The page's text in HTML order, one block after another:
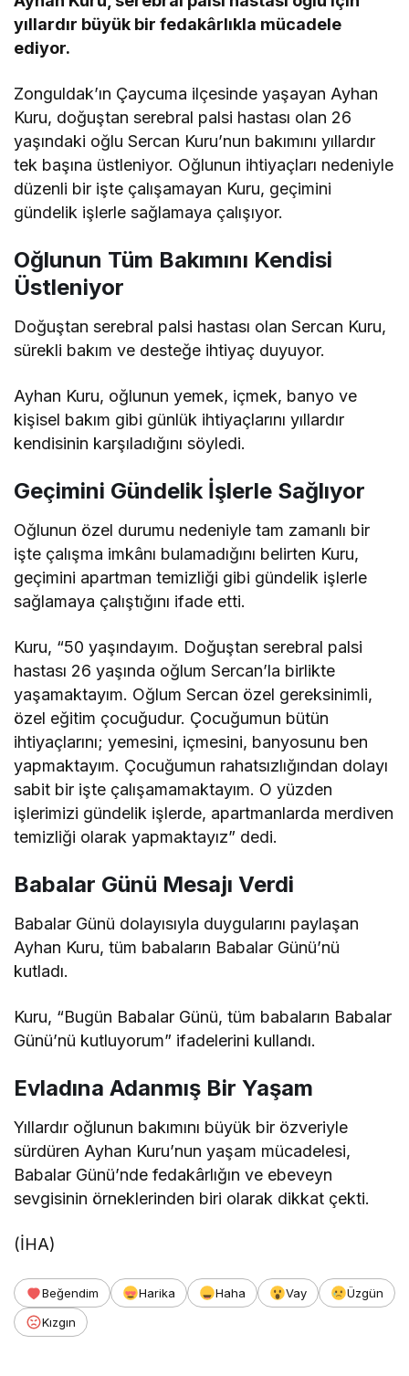
yıllardır büyük bir fedakârlıkla mücadele
ediyor.
Zonguldak’ın Çaycuma ilçesinde yaşayan Ayhan
Kuru, doğuştan serebral palsi hastası olan 26
yaşındaki oğlu Sercan Kuru’nun bakımını yıllardır
tek başına üstleniyor. Oğlunun ihtiyaçları nedeniyle
düzenli bir işte çalışamayan Kuru, geçimini
gündelik işlerle sağlamaya çalışıyor.
Oğlunun Tüm Bakımını Kendisi
Üstleniyor
Doğuştan serebral palsi hastası olan Sercan Kuru,
sürekli bakım ve desteğe ihtiyaç duyuyor.
Ayhan Kuru, oğlunun yemek, içmek, banyo ve
kişisel bakım gibi günlük ihtiyaçlarını yıllardır
kendisinin karşıladığını söyledi.
Geçimini Gündelik İşlerle Sağlıyor
Oğlunun özel durumu nedeniyle tam zamanlı bir
işte çalışma imkânı bulamadığını belirten Kuru,
geçimini apartman temizliği gibi gündelik işlerle
sağlamaya çalıştığını ifade etti.
Kuru, “50 yaşındayım. Doğuştan serebral palsi
hastası 26 yaşında oğlum Sercan’la birlikte
yaşamaktayım. Oğlum Sercan özel gereksinimli,
özel eğitim çocuğudur. Çocuğumun bütün
ihtiyaçlarını; yemesini, içmesini, banyosunu ben
yapmaktayım. Çocuğumun rahatsızlığından dolayı
sabit bir işte çalışamamaktayım. O yüzden
işlerimizi gündelik işlerde, apartmanlarda merdiven
temizliği olarak yapmaktayız” dedi.
Babalar Günü Mesajı Verdi
Babalar Günü dolayısıyla duygularını paylaşan
Ayhan Kuru, tüm babaların Babalar Günü’nü
kutladı.
Kuru, “Bugün Babalar Günü, tüm babaların Babalar
Günü’nü kutluyorum” ifadelerini kullandı.
Evladına Adanmış Bir Yaşam
Yıllardır oğlunun bakımını büyük bir özveriyle
sürdüren Ayhan Kuru’nun yaşam mücadelesi,
Babalar Günü’nde fedakârlığın ve ebeveyn
sevgisinin örneklerinden biri olarak dikkat çekti.
(İHA)
Beğendim Harika Haha Vay
Üzgün
Kızgın